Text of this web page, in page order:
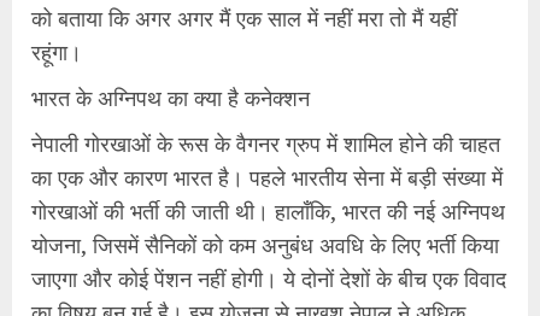
को बताया कि अगर अगर मैं एक साल में नहीं मरा तो मैं यहीं
रहूंगा।
भारत के अग्निपथ का क्या है कनेक्शन
नेपाली गोरखाओं के रूस के वैगनर ग्रुप में शामिल होने की चाहत
का एक और कारण भारत है। पहले भारतीय सेना में बड़ी संख्या में
गोरखाओं की भर्ती की जाती थी। हालाँकि, भारत की नई अग्निपथ
योजना, जिसमें सैनिकों को कम अनुबंध अवधि के लिए भर्ती किया
जाएगा और कोई पेंशन नहीं होगी। ये दोनों देशों के बीच एक विवाद